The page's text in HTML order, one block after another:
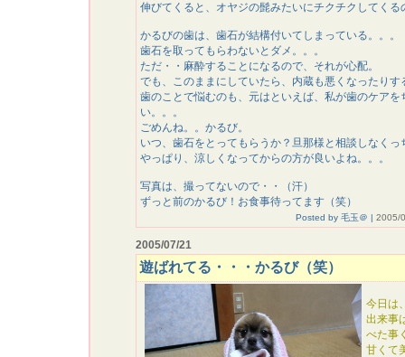
伸びてくると、オヤジの髭みたいにチクチクしてくる
かるびの歯は、歯石が結構付いてしまっている。。。
歯石を取ってもらわないとダメ。。。
ただ・・麻酔することになるので、それが心配。
でも、このままにしていたら、内蔵も悪くなったり
歯のことで悩むのも、元はといえば、私が歯のケア
い。。。
ごめんね。。かるび。
いつ、歯石をとってもらうか？旦那様と相談しなくっ
やっぱり、涼しくなってからの方が良いよね。。。
写真は、撮ってないので・・（汗）
ずっと前のかるび！お食事待ってます（笑）
Posted by 毛玉＠ | 2005/
2005/07/21
遊ばれてる・・・かるび（笑）
今日は
出来事
べた事
甘くて